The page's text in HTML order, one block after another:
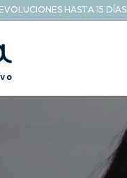
HASTA 15 DÍAS